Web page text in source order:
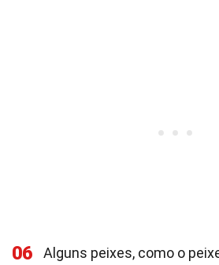
06
Alguns peixes, como o